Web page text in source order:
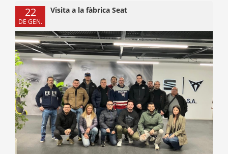
22
DE GEN.
Visita a la fàbrica Seat